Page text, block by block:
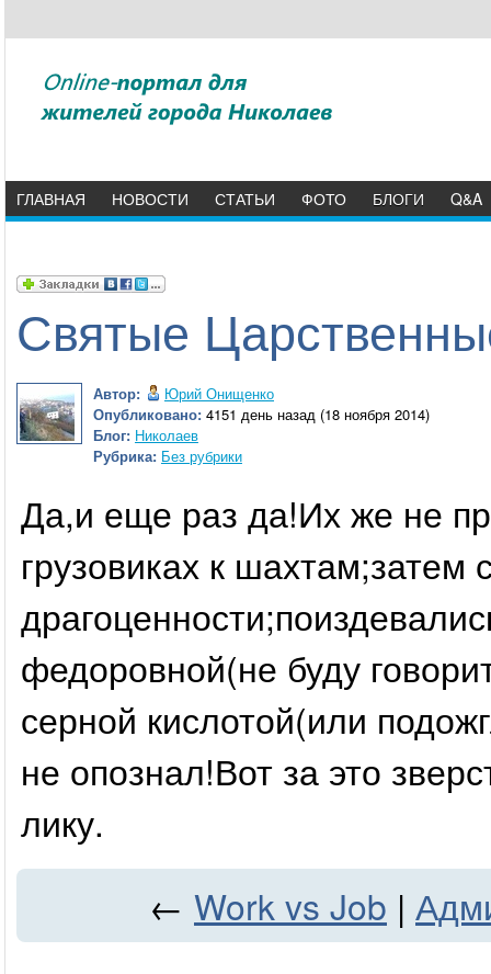
ГЛАВНАЯ НОВОСТИ СТАТЬИ ФОТО БЛОГИ Q&A
Святые
Автор:
Юрий Онищенко
Опубликовано: 4151 день назад (18 ноября 2014)
Блог: Николаев
Рубрика: Без рубрики
Да,и еще раз да!Их же не
грузовиках к шахтам;затем
федоровной(не буду
серной кислотой(или
не опознал!Вот за это
лику.
← Work vs Job |